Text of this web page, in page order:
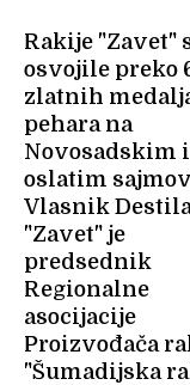
Rakije "Zavet"
osvojile preko
zlatnih
pehara na
Novosadskim i
oslatim
Vlasnik
"Zavet" je
predsednik
Regionalne
asocijacije
Proizvođača
"Šumadijska